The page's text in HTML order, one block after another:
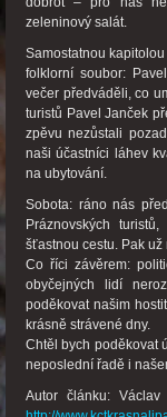
zeleninový salát.
Samostatnou
folklorní soubor:
večer předváděli, co
turistů Pavel Janček
zpěvu nezůstali
naši účastníci láhev
na ubytování.
Sobota: ráno nás
Práznovských
šťastnou cestu. Pak už
Co říci závěrem:
obyčejných lidí
poděkovat našim
krásně strávené dny.
Chtěl bych poděkovat
neposlední řadě i
Autor